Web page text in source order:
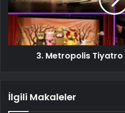
3. Metropolis Tiyatro
İlgili Makaleler